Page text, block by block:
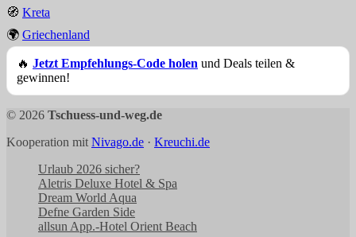
🧭 Kreta
🌍 Griechenland
🔥 Jetzt Empfehlungs-Code holen und Deals teilen &
gewinnen!
© 2026 Tschuess-und-weg.de
Kooperation mit Nivago.de · Kreuchi.de
Urlaub 2026 sicher?
Aletris Deluxe Hotel & Spa
Dream World Aqua
Defne Garden Side
allsun App.-Hotel Orient Beach